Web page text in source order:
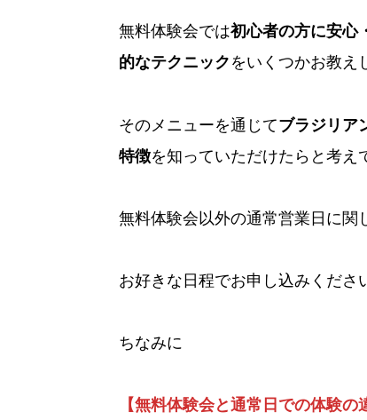
無料体験会では初心者の方に安心
的なテクニック をいくつかお教え
そのメニューを通じてブラジリア
特徴を知っていただけたらと考え
無料体験会以外の通常営業日に関
お好きな日程でお申し込みくださ
ちなみに
【無料体験会と通常日での体験の